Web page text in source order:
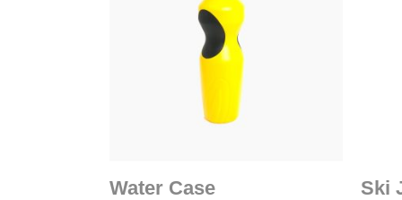
QUICK VIEW
Water Case Ski